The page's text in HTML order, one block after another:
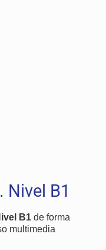
Nivel B1
B1de forma
multimedia